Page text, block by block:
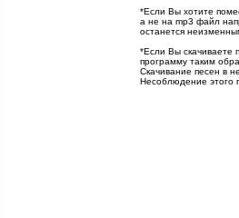
*Если Вы хотите
а не на mp3 файл
останется
*Если Вы скачиваете
программу таким
Скачивание песен в
Несоблюдение этого